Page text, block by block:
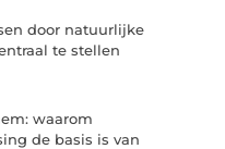
door natuurlijke
te stellen
waarom
de basis is van